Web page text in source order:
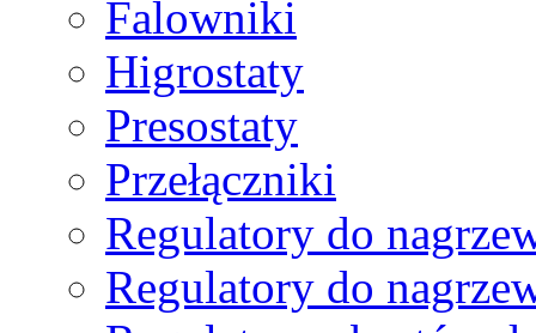
Falowniki
Higrostaty
Presostaty
Przełączniki
Regulatory do
Regulatory do